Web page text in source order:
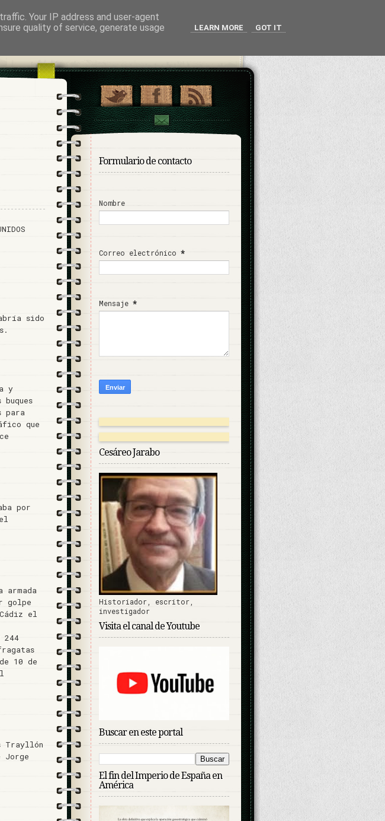
sido
y
para
que
por
armada
golpe
el
10 de
Trayllón
Jorge
Formulario de contacto
Nombre
Correo electrónico *
Mensaje *
Cesáreo Jarabo
Historiador, escritor,
investigador
Visita el canal de Youtube
Buscar en este portal
El fin del Imperio de España en
América
Your IP address and user-agent
quality of service, generate usage
LEARN MORE GOT IT